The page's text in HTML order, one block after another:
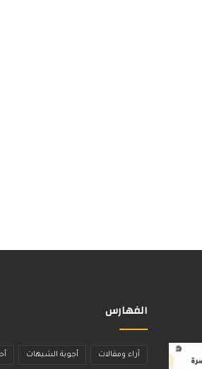
الفهارس
آراء ومقالات أجوبة الشبهات